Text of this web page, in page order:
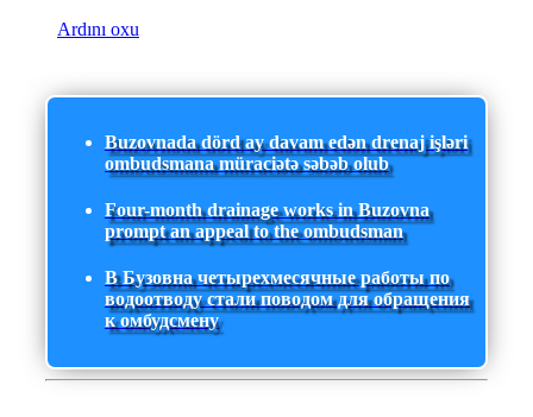
Ardını oxu
Buzovnada dörd ay davam edən drenaj işləri
ombudsmana müraciətə səbəb olub
Four-month drainage works in Buzovna
prompt an appeal to the ombudsman
В Бузовна четырехмесячные работы по
водоотводу стали поводом для обращения
к омбудсмену